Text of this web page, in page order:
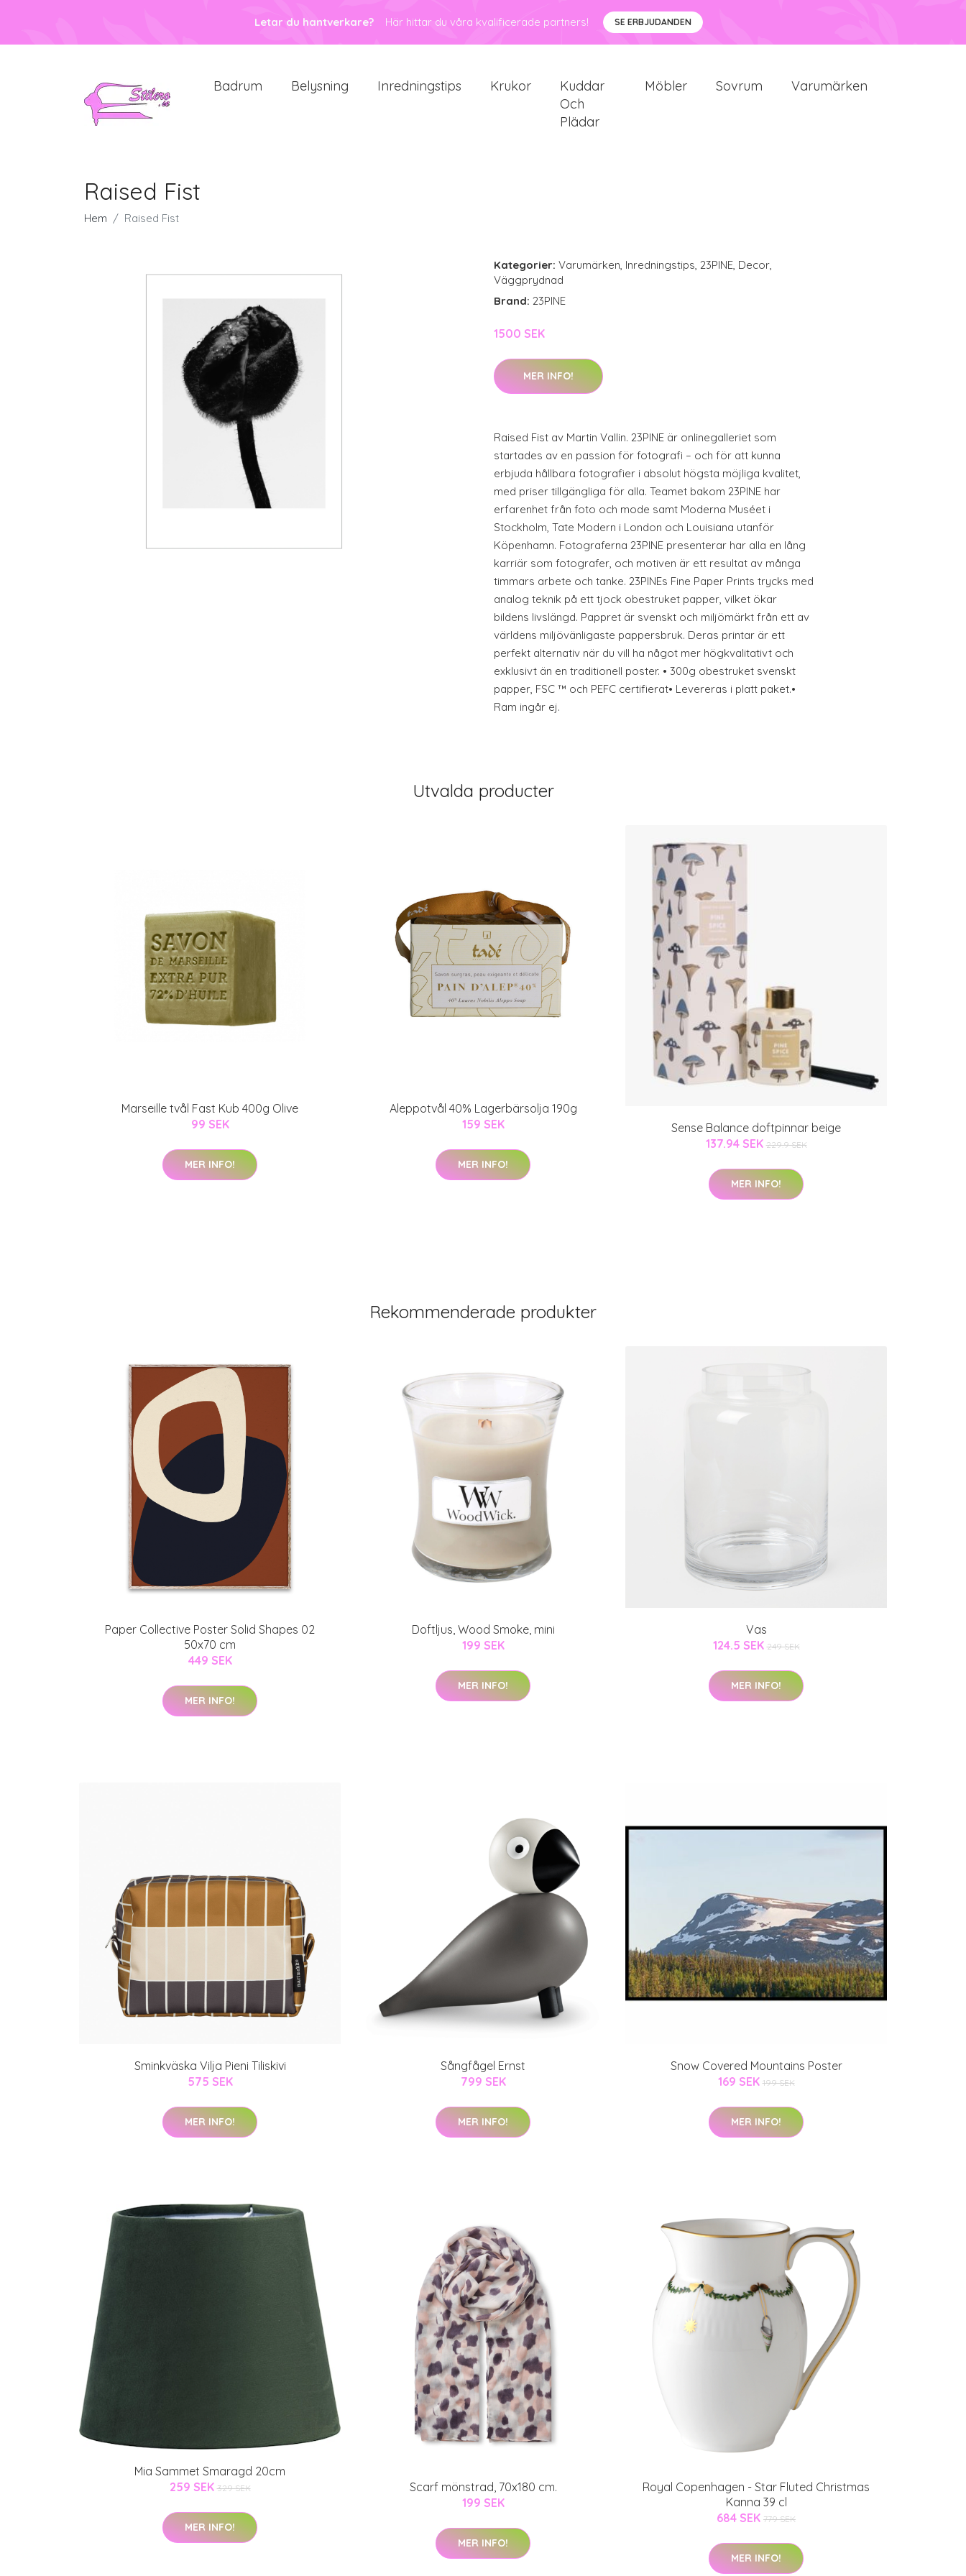
Letar du hantverkare? Här hittar du våra kvalificerade partners! SE ERBJUDANDEN
Badrum Belysning Inredningstips Krukor
Kuddar
Och
Plädar
Möbler Sovrum Varumärken
Raised Fist
Hem Raised Fist
Kategorier: Varumärken, Inredningstips, 23PINE, Decor,
Väggprydnad
Brand: 23PINE
1500 SEK
MER INFO!
Raised Fist av Martin Vallin. 23PINE är onlinegalleriet som
startades av en passion för fotografi – och för att kunna
erbjuda hållbara fotografier i absolut högsta möjliga kvalitet,
med priser tillgängliga för alla. Teamet bakom 23PINE har
erfarenhet från foto och mode samt Moderna Muséet i
Stockholm, Tate Modern i London och Louisiana utanför
Köpenhamn. Fotograferna 23PINE presenterar har alla en lång
karriär som fotografer, och motiven är ett resultat av många
timmars arbete och tanke. 23PINEs Fine Paper Prints trycks med
analog teknik på ett tjock obestruket papper, vilket ökar
bildens livslängd. Pappret är svenskt och miljömärkt från ett av
världens miljövänligaste pappersbruk. Deras printar är ett
perfekt alternativ när du vill ha något mer högkvalitativt och
exklusivt än en traditionell poster. • 300g obestruket svenskt
papper, FSC ™ och PEFC certifierat• Levereras i platt paket.•
Ram ingår ej.
Utvalda producter
Marseille tvål Fast Kub 400g Olive
99 SEK
MER INFO!
Aleppotvål 40% Lagerbärsolja 190g
159 SEK
MER INFO!
Sense Balance doftpinnar beige
137.94 SEK 229.9 SEK
MER INFO!
Rekommenderade produkter
Paper Collective Poster Solid Shapes 02
50x70 cm
449 SEK
MER INFO!
Doftljus, Wood Smoke, mini
199 SEK
MER INFO!
Vas
124.5 SEK 249 SEK
MER INFO!
Sminkväska Vilja Pieni Tiliskivi
575 SEK
MER INFO!
Sångfågel Ernst
799 SEK
MER INFO!
Snow Covered Mountains Poster
169 SEK 199 SEK
MER INFO!
Mia Sammet Smaragd 20cm
259 SEK 329 SEK
MER INFO!
Scarf mönstrad, 70x180 cm.
199 SEK
MER INFO!
Royal Copenhagen - Star Fluted Christmas
Kanna 39 cl
684 SEK 779 SEK
MER INFO!